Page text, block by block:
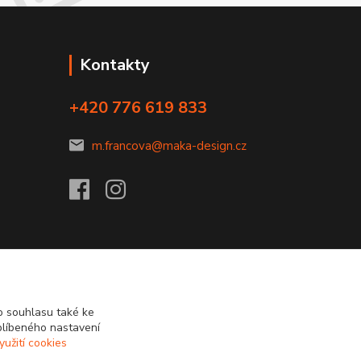
Kontakty
+420 776 619 833
m.francova@maka-design.cz
souhlasu také ke
nastavení
cookies